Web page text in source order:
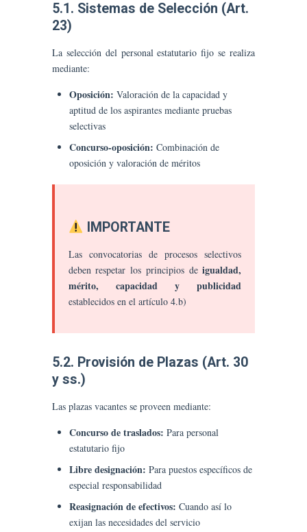
5.1. Sistemas de Selección (Art.
23)
La selección del personal estatutario fijo se realiza
mediante:
Oposición: Valoración de la capacidad y
aptitud de los aspirantes mediante pruebas
selectivas
Concurso-oposición: Combinación de
oposición y valoración de méritos
IMPORTANTE
Las convocatorias de procesos selectivos
deben respetar los principios deigualdad,
mérito, capacidad y publicidad
establecidos en el artículo 4.b)
5.2. Provisión de Plazas (Art. 30
y ss.)
Las plazas vacantes se proveen mediante:
Concurso de traslados: Para personal
estatutario fijo
Libre designación: Para puestos específicos de
especial responsabilidad
Reasignación de efectivos: Cuando así lo
exijan las necesidades del servicio